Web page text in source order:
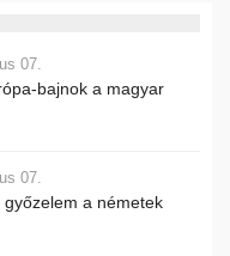
07.
bajnok a magyar
07.
győzelem a németek